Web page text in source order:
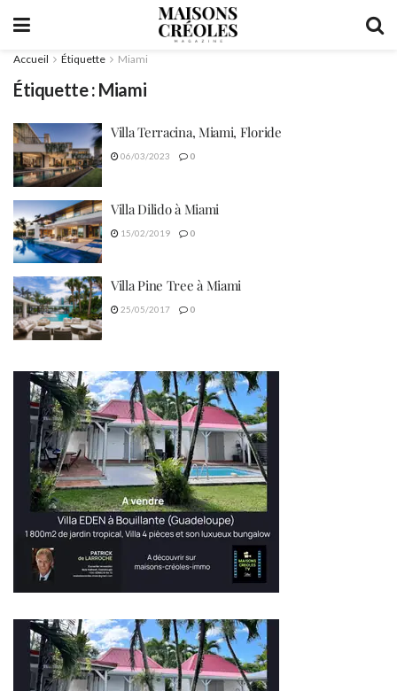
Accueil Étiquette Miami
Étiquette : Miami
Villa Terracina, Miami, Floride
06/03/2023 0
Villa Dilido à Miami
15/02/2019 0
Villa Pine Tree à Miami
25/05/2017 0